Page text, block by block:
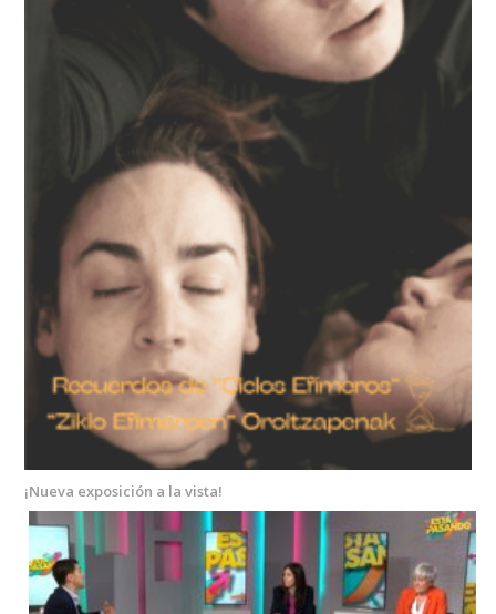
¡Nueva exposición a la vista!